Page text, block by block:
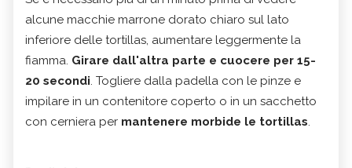
alcune macchie marrone dorato chiaro sul lato
inferiore delle tortillas, aumentare leggermente la
fiamma. Girare dall'altra parte e cuocere per 15-
20 secondi. Togliere dalla padella con le pinze e
impilare in un contenitore coperto o in un sacchetto
con cerniera per mantenere morbide le tortillas.